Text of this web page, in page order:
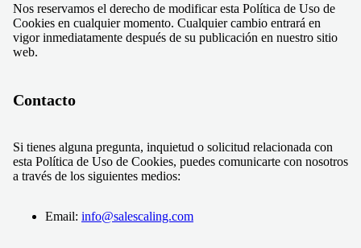
Nos reservamos el derecho de modificar esta Política de Uso de
Cookies en cualquier momento. Cualquier cambio entrará en
vigor inmediatamente después de su publicación en nuestro sitio
web.
Contacto
Si tienes alguna pregunta, inquietud o solicitud relacionada con
esta Política de Uso de Cookies, puedes comunicarte con nosotros
a través de los siguientes medios:
Email: info@salescaling.com